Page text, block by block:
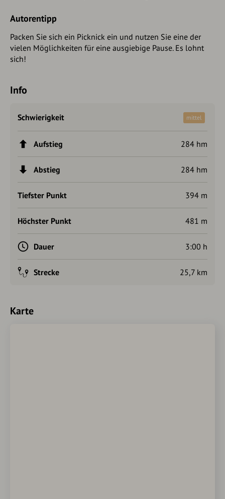
Autorentipp
Packen Sie sich ein Picknick ein und nutzen Sie eine der
vielen Möglichkeiten für eine ausgiebige Pause. Es lohnt
sich!
Info
Schwierigkeit mittel
Aufstieg 284 hm
Abstieg 284 hm
Tiefster Punkt 394 m
Höchster Punkt 481 m
Dauer 3:00 h
Strecke 25,7 km
Karte